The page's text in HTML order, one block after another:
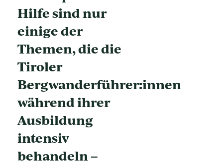
Hilfe sind nur
einige der
Themen, die die
Tiroler
Bergwanderführer:innen
während ihrer
Ausbildung
intensiv
behandeln –